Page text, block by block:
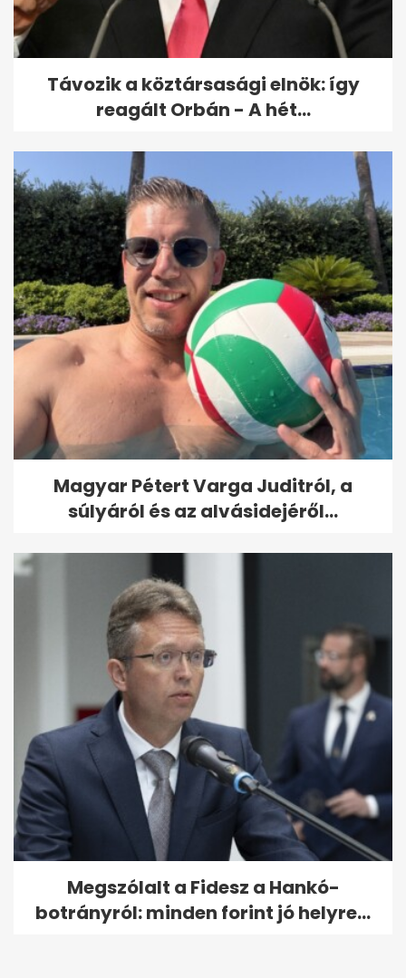
Távozik a köztársasági elnök: így
reagált Orbán - A hét...
Magyar Pétert Varga Juditról, a
súlyáról és az alvásidejéről...
Megszólalt a Fidesz a Hankó-
botrányról: minden forint jó helyre...